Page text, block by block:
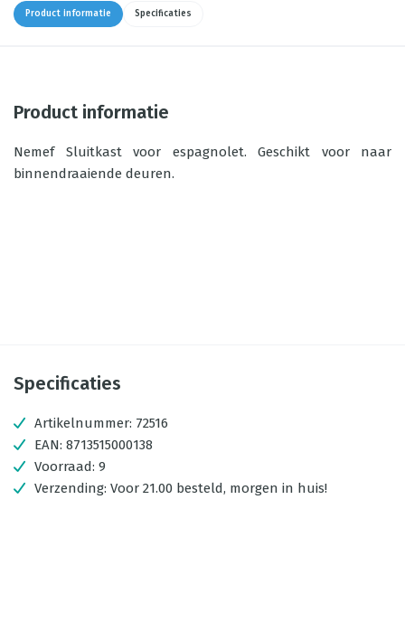
Product informatie Specificaties
Product informatie
Nemef Sluitkast voor espagnolet. Geschikt voor naar
binnendraaiende deuren.
Specificaties
Artikelnummer: 72516
EAN: 8713515000138
Voorraad: 9
Verzending: Voor 21.00 besteld, morgen in huis!